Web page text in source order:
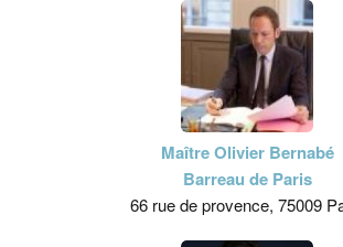
Maître Olivier Bernabé
Barreau de Paris
66 rue de provence, 75009